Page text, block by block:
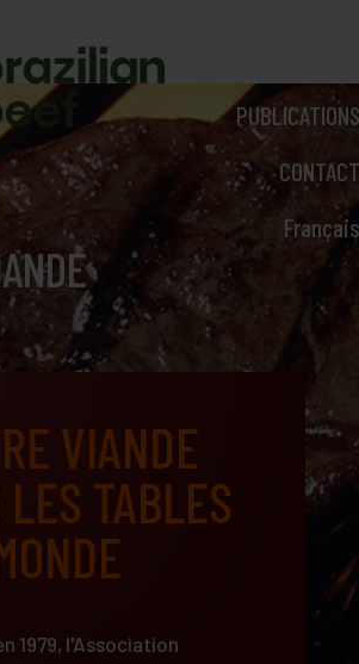
PUBLICATIONS
CONTACT
Français
VIANDE
LES TABLES
1979, l'Association